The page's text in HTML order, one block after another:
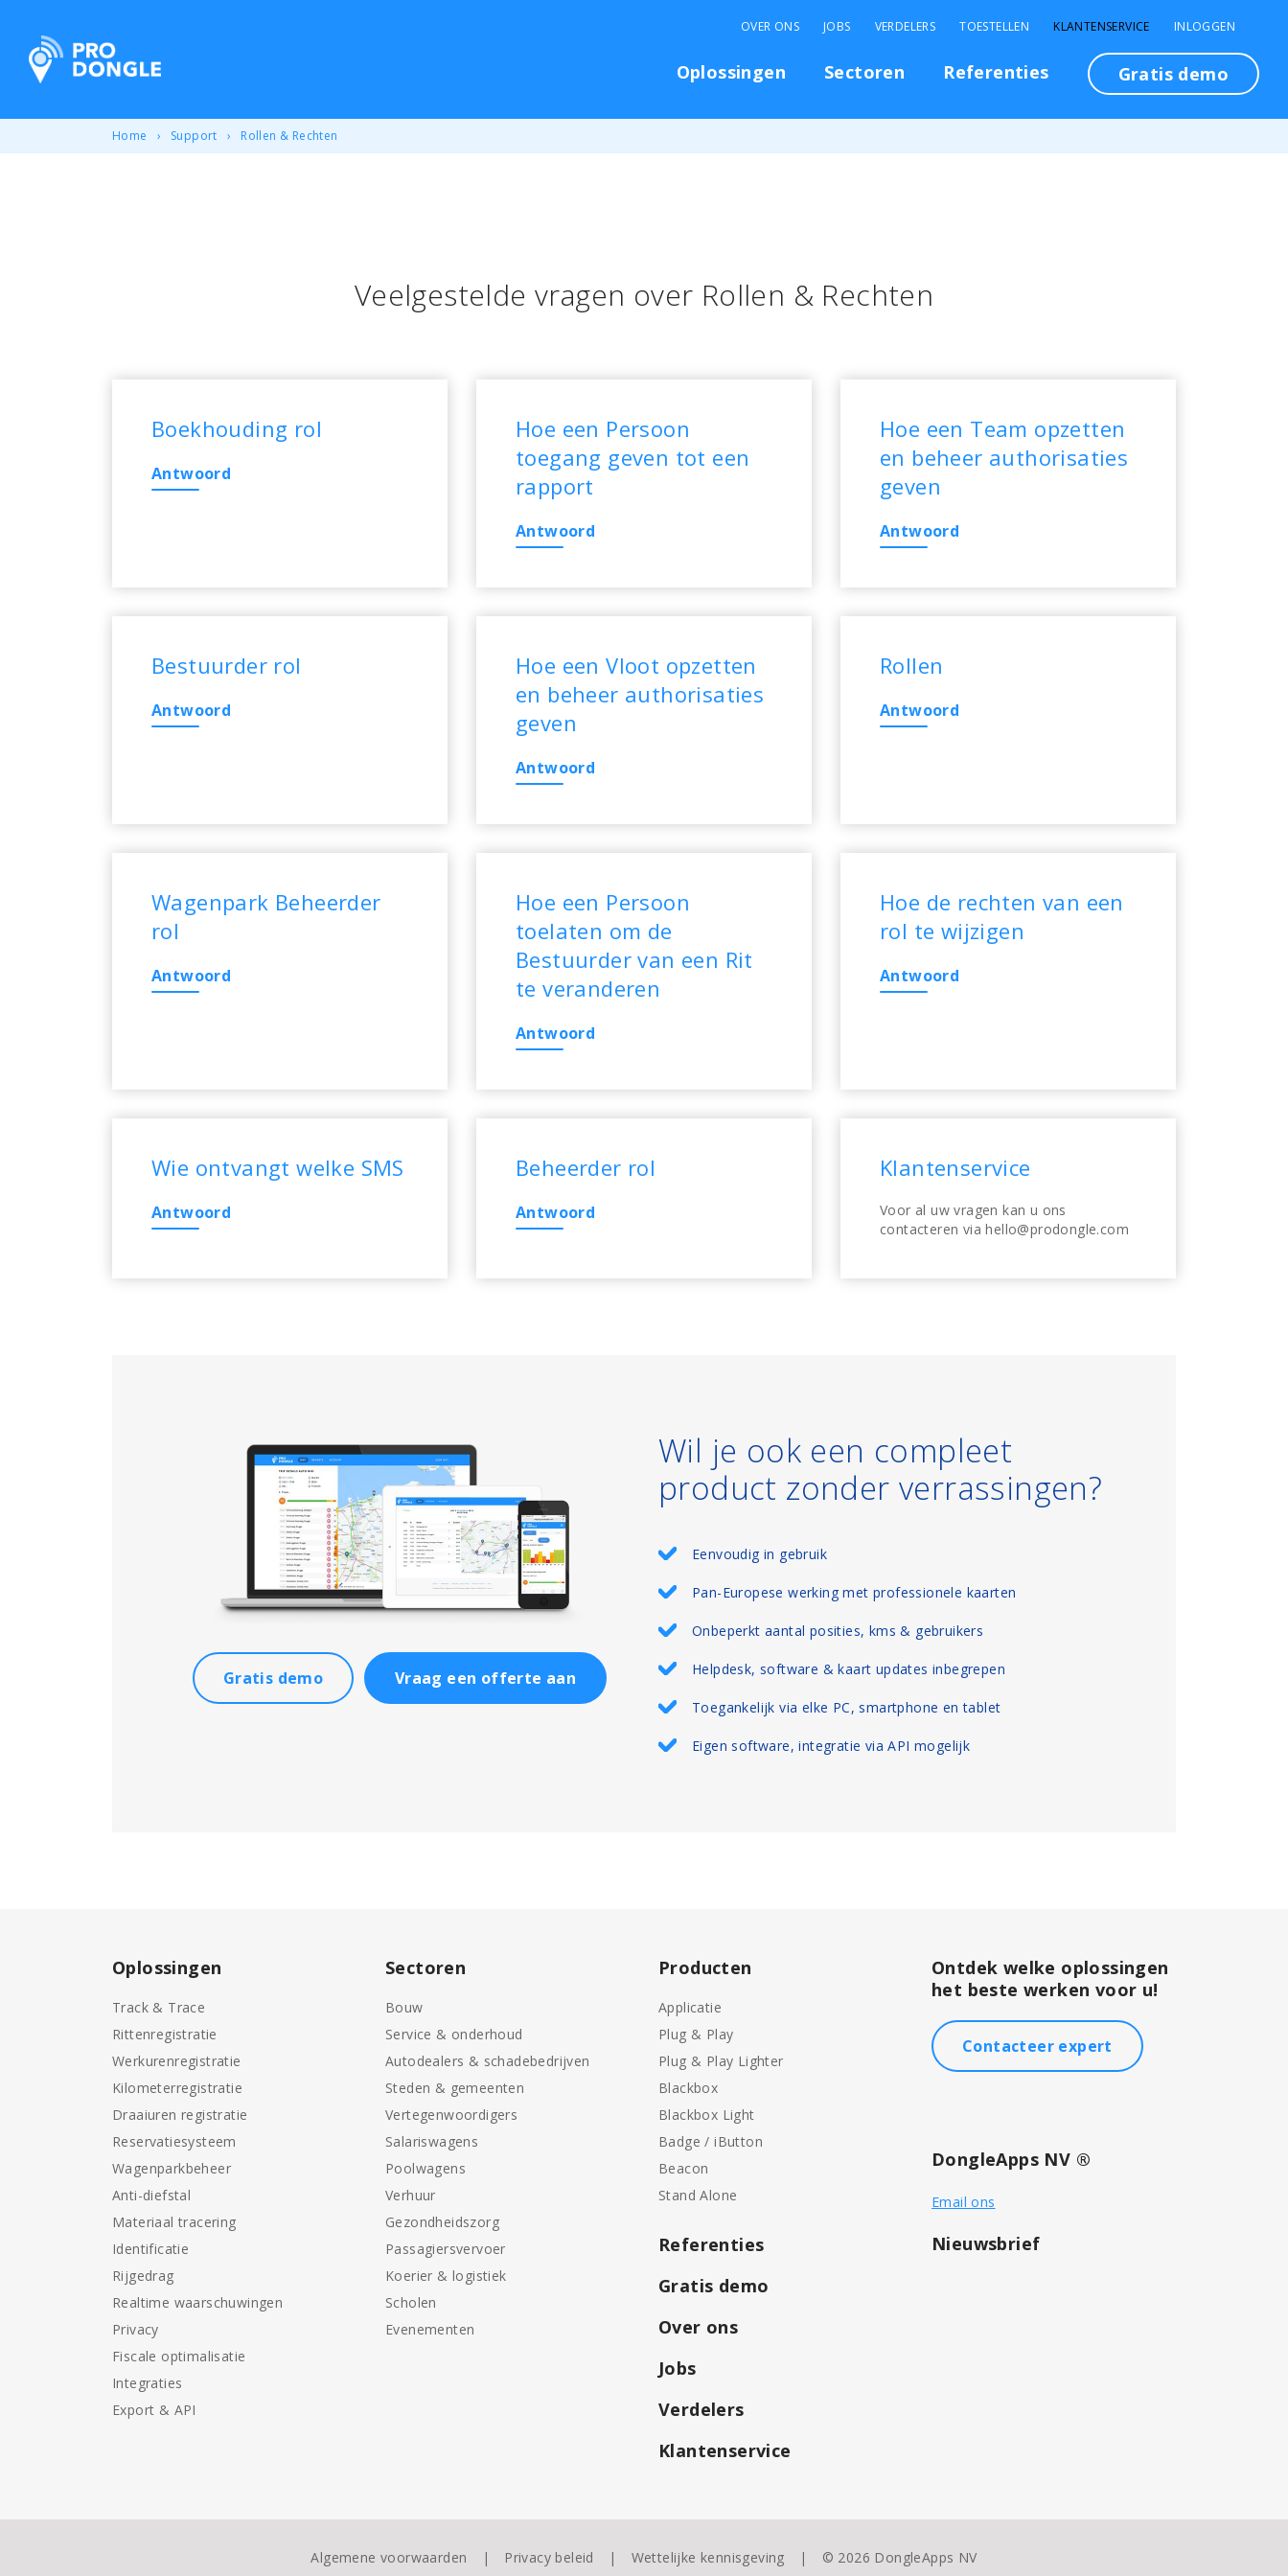
ProDongle Track & Trace
Oplossingen Sectoren Referenties Gratis demo
OVER ONS JOBS VERDELERS TOESTELLEN KLANTENSERVICE INLOGGEN
Home Support Rollen & Rechten
Veelgestelde vragen over Rollen & Rechten
Boekhouding rol
Antwoord
Hoe een Persoon
toegang geven tot een
rapport
Antwoord
Hoe een Team opzetten
en beheer authorisaties
geven
Antwoord
Bestuurder rol
Antwoord
Hoe een Vloot opzetten
en beheer authorisaties
geven
Antwoord
Rollen
Antwoord
Wagenpark Beheerder
rol
Antwoord
Hoe een Persoon
toelaten om de
Bestuurder van een Rit
te veranderen
Antwoord
Hoe de rechten van een
rol te wijzigen
Antwoord
Wie ontvangt welke SMS
Antwoord
Beheerder rol
Antwoord
Klantenservice
Voor al uw vragen kan u ons
contacteren via hello@prodongle.com
Gratis demo Vraag een offerte aan
Wil je ook een compleet
product zonder verrassingen?
Eenvoudig in gebruik
Pan-Europese werking met professionele kaarten
Onbeperkt aantal posities, kms & gebruikers
Helpdesk, software & kaart updates inbegrepen
Toegankelijk via elke PC, smartphone en tablet
Eigen software, integratie via API mogelijk
Oplossingen
Track & Trace
Rittenregistratie
Werkurenregistratie
Kilometerregistratie
Draaiuren registratie
Reservatiesysteem
Wagenparkbeheer
Anti-diefstal
Materiaal tracering
Identificatie
Rijgedrag
Realtime waarschuwingen
Privacy
Fiscale optimalisatie
Integraties
Export & API
Sectoren
Bouw
Service & onderhoud
Autodealers & schadebedrijven
Steden & gemeenten
Vertegenwoordigers
Salariswagens
Poolwagens
Verhuur
Gezondheidszorg
Passagiersvervoer
Koerier & logistiek
Scholen
Evenementen
Producten
Applicatie
Plug & Play
Plug & Play Lighter
Blackbox
Blackbox Light
Badge / iButton
Beacon
Stand Alone
Referenties
Gratis demo
Over ons
Jobs
Verdelers
Klantenservice
Ontdek welke oplossingen
het beste werken voor u!
Contacteer expert
DongleApps NV ®
Email ons
Nieuwsbrief
Algemene voorwaarden Privacy beleid Wettelijke kennisgeving © 2026 DongleApps NV